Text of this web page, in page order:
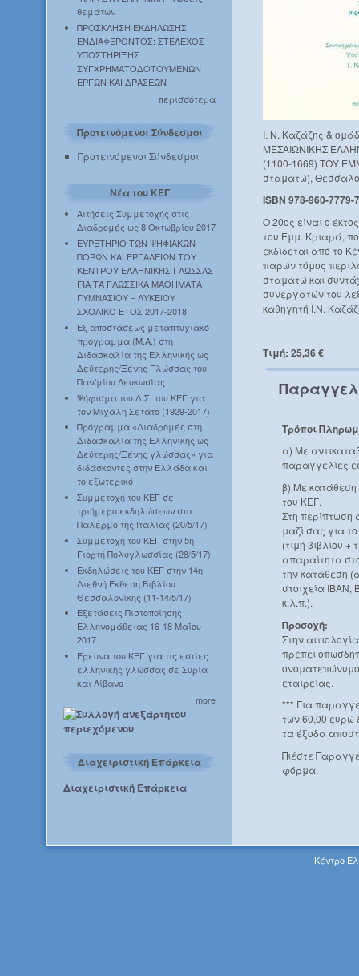
θεμάτων
ΠΡΟΣΚΛΗΣΗ ΕΚΔΗΛΩΣΗΣ
ΕΝΔΙΑΦΕΡΟΝΤΟΣ: ΣΤΕΛΕΧΟΣ
ΥΠΟΣΤΗΡΙΞΗΣ
ΣΥΓΧΡΗΜΑΤΟΔΟΤΟΥΜΕΝΩΝ
ΕΡΓΩΝ ΚΑΙ ΔΡΑΣΕΩΝ
περισσότερα
Προτεινόμενοι Σύνδεσμοι
Προτεινόμενοι Σύνδεσμοι
Νέα του ΚΕΓ
Αιτήσεις Συμμετοχής στις
Διαδρομές ως 8 Οκτωβρίου 2017
ΕΥΡΕΤΗΡΙΟ ΤΩΝ ΨΗΦΙΑΚΩΝ
ΠΟΡΩΝ ΚΑΙ ΕΡΓΑΛΕΙΩΝ ΤΟΥ
ΚΕΝΤΡΟΥ ΕΛΛΗΝΙΚΗΣ ΓΛΩΣΣΑΣ
ΓΙΑ ΤΑ ΓΛΩΣΣΙΚΑ ΜΑΘΗΜΑΤΑ
ΓΥΜΝΑΣΙΟΥ – ΛΥΚΕΙΟΥ
ΣΧΟΛΙΚΟ ΕΤΟΣ 2017-2018
Εξ αποστάσεως μεταπτυχιακό
πρόγραμμα (Μ.Α.) στη
Διδασκαλία της Ελληνικής ως
Δεύτερης/Ξένης Γλώσσας του
Παν/μίου Λευκωσίας
Ψήφισμα του Δ.Σ. του ΚΕΓ για
τον Μιχάλη Σετάτο (1929-2017)
Πρόγραμμα «Διαδρομές στη
Διδασκαλία της Ελληνικής ως
Δεύτερης/Ξένης γλώσσας» για
διδάσκοντες στην Ελλάδα και
το εξωτερικό
Συμμετοχή του ΚΕΓ σε
τριήμερο εκδηλώσεων στο
Παλέρμο της Ιταλίας (20/5/17)
Συμμετοχή του ΚΕΓ στην 5η
Γιορτή Πολυγλωσσίας (28/5/17)
Εκδηλώσεις του ΚΕΓ στην 14η
Διεθνή Έκθεση Βιβλίου
Θεσσαλονίκης (11-14/5/17)
Εξετάσεις Πιστοποίησης
Ελληνομάθειας 16-18 Μαΐου
2017
Έρευνα του ΚΕΓ για τις εστίες
ελληνικής γλώσσας σε Συρία
και Λίβανο
more
Διαχειριστική Επάρκεια
Διαχειριστική Επάρκεια
Ι. Ν. Καζάζης &
ΜΕΣΑΙΩΝΙΚΗΣ
(1100-1669) ΤΟΥ
σταματώ),
ISBN 978-960-7779-
Ο 20ος είναι ο
του Εμμ. Κριαρά,
εκδίδεται από το
παρών τόμος
σταματώ και
συνεργατών του
καθηγητή Ι.Ν.
Τιμή: 25,36 €
Τρόποι
α) Με
παραγγελίες
β) Με κατάθεση
του ΚΕΓ.
Στη περίπτωση
μαζί σας για
(τιμή βιβλίου
απαραίτητα
την κατάθεση
στοιχεία IBAN,
κ.λ.π.).
Προσοχή:
Στην
πρέπει
εταιρείας.
*** Για
των 60,00 ευρώ
τα έξοδα
Πιέστε
φόρμα.
Κέντρο